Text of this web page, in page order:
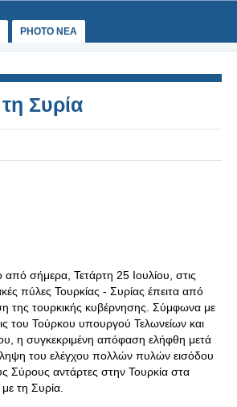
PHOTO NEA
Συρία
από σήμερα, Τετάρτη 25 Ιουλίου, στις
πύλες Τουρκίας - Συρίας έπειτα από
της τουρκικής κυβέρνησης. Σύμφωνα με
του Τούρκου υπουργού Τελωνείων και
η συγκεκριμένη απόφαση ελήφθη μετά
του ελέγχου πολλών πυλών εισόδου
Σύρους αντάρτες στην Τουρκία στα
τη Συρία.